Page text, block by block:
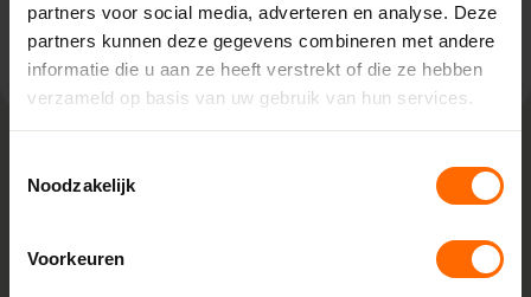
partners voor social media, adverteren en analyse. Deze
partners kunnen deze gegevens combineren met andere
informatie die u aan ze heeft verstrekt of die ze hebben
verzameld op basis van uw gebruik van hun services.
Noodzakelijk
Voorkeuren
Bekijk vestiging info
Lokaal geproduceerd in onze eigen
Rechtstreeks bestellen bij de fabrikant, dat doe je bij
Skodora. Vanuit onze fabrieken in Heerenveen en Meppel